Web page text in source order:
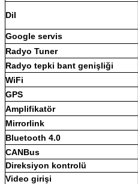
Dil
Google servis
Radyo Tuner
Radyo tepki bant genişliği
WiFi
GPS
Amplifikatör
Mirrorlink
Bluetooth 4.0
CANBus
Direksiyon kontrolü
Video girişi